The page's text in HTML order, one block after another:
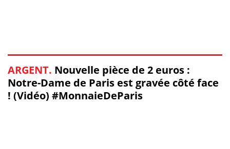
ARGENT. Nouvelle pièce de 2 euros :
Notre-Dame de Paris est gravée côté face
! (Vidéo) #MonnaieDeParis